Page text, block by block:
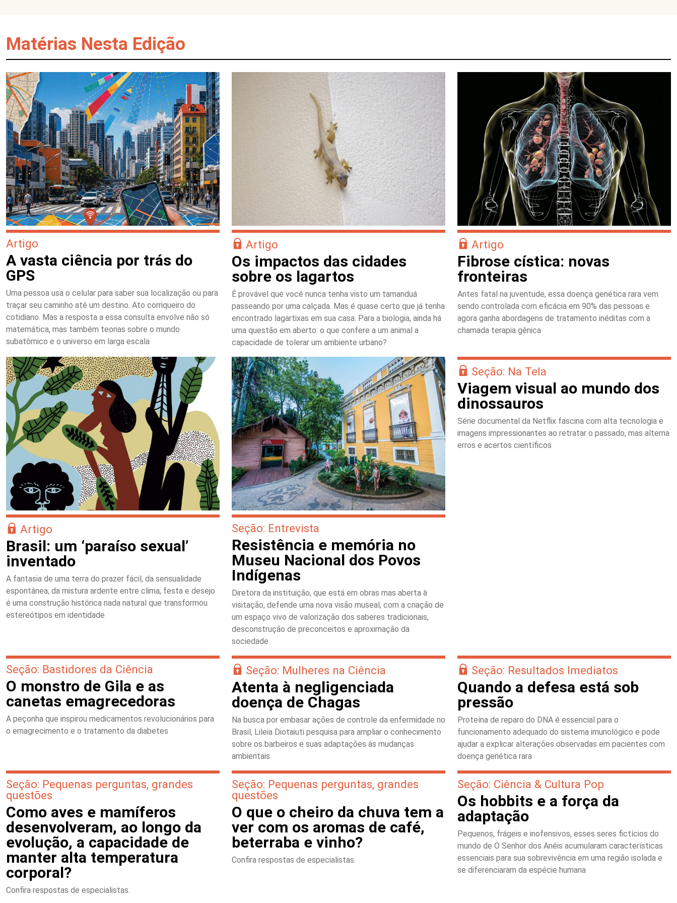
Matérias Nesta Edição
Artigo
A vasta ciência por trás do
GPS
Uma pessoa usa o celular para saber sua localização ou para
traçar seu caminho até um destino. Ato corriqueiro do
cotidiano. Mas a resposta a essa consulta envolve não só
matemática, mas também teorias sobre o mundo
subatômico e o universo em larga escala
Artigo
Os impactos das cidades
sobre os lagartos
É provável que você nunca tenha visto um tamanduá
passeando por uma calçada. Mas é quase certo que já tenha
encontrado lagartixas em sua casa. Para a biologia, ainda há
uma questão em aberto: o que confere a um animal a
capacidade de tolerar um ambiente urbano?
Artigo
Fibrose cística: novas
fronteiras
Antes fatal na juventude, essa doença genética rara vem
sendo controlada com eficácia em 90% das pessoas e
agora ganha abordagens de tratamento inéditas com a
chamada terapia gênica
Artigo
Brasil: um ‘paraíso sexual’
inventado
A fantasia de uma terra do prazer fácil, da sensualidade
espontânea, da mistura ardente entre clima, festa e desejo
é uma construção histórica nada natural que transformou
estereótipos em identidade
Seção: Entrevista
Resistência e memória no
Museu Nacional dos Povos
Indígenas
Diretora da instituição, que está em obras mas aberta à
visitação, defende uma nova visão museal, com a criação de
um espaço vivo de valorização dos saberes tradicionais,
desconstrução de preconceitos e aproximação da
sociedade
Seção: Na Tela
Viagem visual ao mundo dos
dinossauros
Série documental da Netflix fascina com alta tecnologia e
imagens impressionantes ao retratar o passado, mas alterna
erros e acertos científicos
Seção: Bastidores da Ciência
O monstro de Gila e as
canetas emagrecedoras
A peçonha que inspirou medicamentos revolucionários para
o emagrecimento e o tratamento da diabetes
Seção: Mulheres na Ciência
Atenta à negligenciada
doença de Chagas
Na busca por embasar ações de controle da enfermidade no
Brasil, Lileia Diotaiuti pesquisa para ampliar o conhecimento
sobre os barbeiros e suas adaptações às mudanças
ambientais
Seção: Resultados Imediatos
Quando a defesa está sob
pressão
Proteína de reparo do DNA é essencial para o
funcionamento adequado do sistema imunológico e pode
ajudar a explicar alterações observadas em pacientes com
doença genética rara
Seção: Pequenas perguntas, grandes
questões
Como aves e mamíferos
desenvolveram, ao longo da
evolução, a capacidade de
manter alta temperatura
corporal?
Confira respostas de especialistas.
Seção: Pequenas perguntas, grandes
questões
O que o cheiro da chuva tem a
ver com os aromas de café,
beterraba e vinho?
Confira respostas de especialistas.
Seção: Ciência & Cultura Pop
Os hobbits e a força da
adaptação
Pequenos, frágeis e inofensivos, esses seres fictícios do
mundo de O Senhor dos Anéis acumularam características
essenciais para sua sobrevivência em uma região isolada e
se diferenciaram da espécie humana